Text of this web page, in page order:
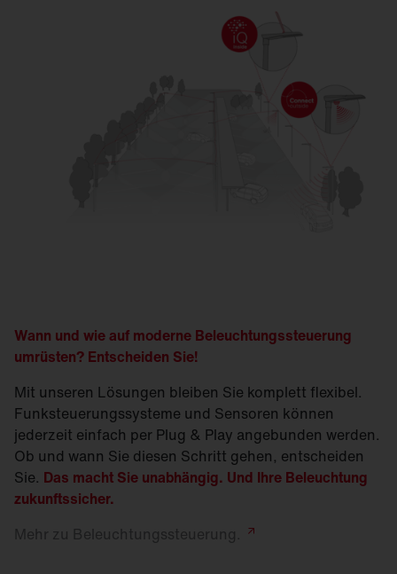
Wann und wie auf moderne Beleuchtungssteuerung
umrüsten? Entscheiden Sie!
Mit unseren Lösungen bleiben Sie komplett flexibel.
Funksteuerungssysteme und Sensoren können
jederzeit einfach per Plug & Play angebunden werden.
Ob und wann Sie diesen Schritt gehen, entscheiden
Sie. Das macht Sie unabhängig. Und Ihre Beleuchtung
zukunftssicher.
Mehr zu Beleuchtungssteuerung.